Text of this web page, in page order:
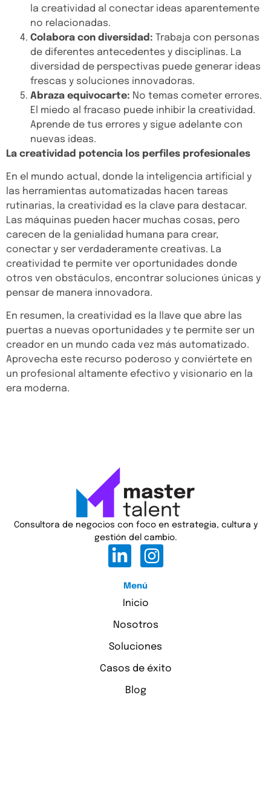
la creatividad al conectar ideas aparentemente
no relacionadas.
Colabora con diversidad: Trabaja con personas
de diferentes antecedentes y disciplinas. La
diversidad de perspectivas puede generar ideas
frescas y soluciones innovadoras.
Abraza equivocarte: No temas cometer errores.
El miedo al fracaso puede inhibir la creatividad.
Aprende de tus errores y sigue adelante con
nuevas ideas.
La creatividad potencia los perfiles profesionales
En el mundo actual, donde la inteligencia artificial y
las herramientas automatizadas hacen tareas
rutinarias, la creatividad es la clave para destacar.
Las máquinas pueden hacer muchas cosas, pero
carecen de la genialidad humana para crear,
conectar y ser verdaderamente creativas. La
creatividad te permite ver oportunidades donde
otros ven obstáculos, encontrar soluciones únicas y
pensar de manera innovadora.
En resumen, la creatividad es la llave que abre las
puertas a nuevas oportunidades y te permite ser un
creador en un mundo cada vez más automatizado.
Aprovecha este recurso poderoso y conviértete en
un profesional altamente efectivo y visionario en la
era moderna.
Consultora de negocios con foco en estrategia, cultura y
gestión del cambio.
Menú
Inicio
Nosotros
Soluciones
Casos de éxito
Blog